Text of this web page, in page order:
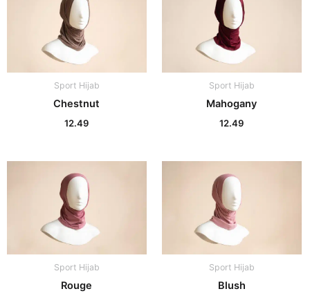
Sport Hijab
Chestnut
12.49
Sport Hijab
Mahogany
12.49
Sport Hijab
Rouge
Sport Hijab
Blush